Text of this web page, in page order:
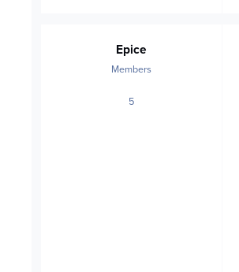
Epice
Members
5posts